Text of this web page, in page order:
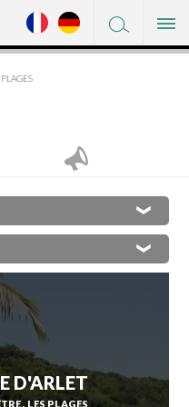
×
BASSE-POINTE
BELLEFONTAINE
LE DIAMANT
LE CARBET
CASE-PILOTE
PLAGES
D'ARLET
LES PLAGES